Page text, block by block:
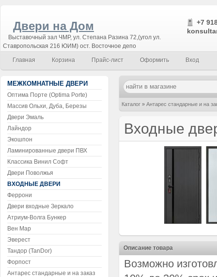
Двери на Дом
Выставочный зал ЧМР, ул. Степана Разина 72,(угол ул.
Ставропольская 216 ЮИМ) ост. Восточное депо
+7
Главная Корзина Прайс-лист Оформить Вход
Каталог » Антарес стандарные и на
Входные
Описание товара
Возможно
МЕЖКОМНАТНЫЕ ДВЕРИ
Оптима Порте (Optima Porte)
Массив Ольхи, Дуба, Березы
Двери Эмаль
Лайндор
Экошпон
Ламинированные двери ПВХ
Классика Винил Софт
Двери Поволжья
ВХОДНЫЕ ДВЕРИ
Феррони
Двери входные Зеркало
Атриум-Волга Бункер
Вен Мар
Эверест
Тандор (TanDor)
Форпост
Антарес стандарные и на заказ